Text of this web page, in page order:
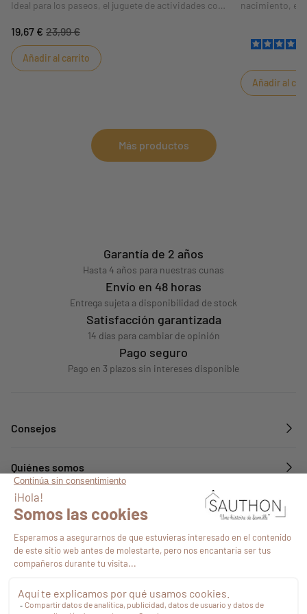
Ideal para los paseos, el juguete de actividades con
cochecito o al maxi-cosy para mantener al bebé
entretenido durante los desplazamientos. Sus
múltiples actividades, su material y sus colores
contrastados, agradables a la vista, mantendrán
19,67 € 23,99 €
Añadir al carrito
nacimiento, es
Añadir al
Más productos
Garantía de 2 años
Hasta 4 años para nuestras cunas
Envío en 48 horas
Entrega sujeta a disponibilidad de stock
Satisfacción garantizada
14 días para cambiar de opinión
Pago seguro
Pago en 3 plazos sin intereses disponible
Consejos
Quiénes somos
Servicios
Síguenos en